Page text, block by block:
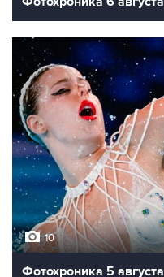
10
Фотохроника 5 августа